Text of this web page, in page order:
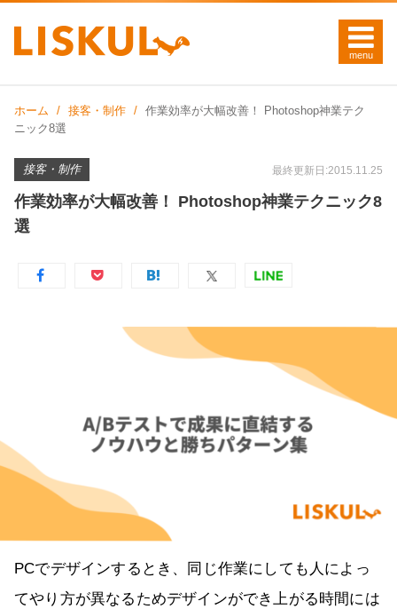
ホーム 接客・制作
作業効率が大幅改善！ Photoshop神業テク
ニック8選
接客・制作 最終更新日:2015.11.25
作業効率が大幅改善！ Photoshop神業テクニック8
選
PCでデザインするとき、同じ作業にしても人によっ
てやり方が異なるためデザインができ上がる時間には